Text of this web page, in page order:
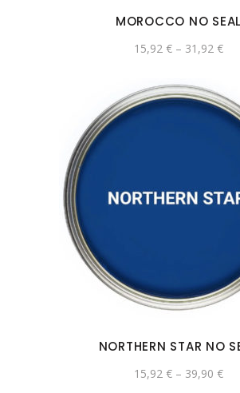
MOROCCO NO SEAL
15,92 € – 31,92 €
NORTHERN STAR NO
15,92 € – 39,90 €